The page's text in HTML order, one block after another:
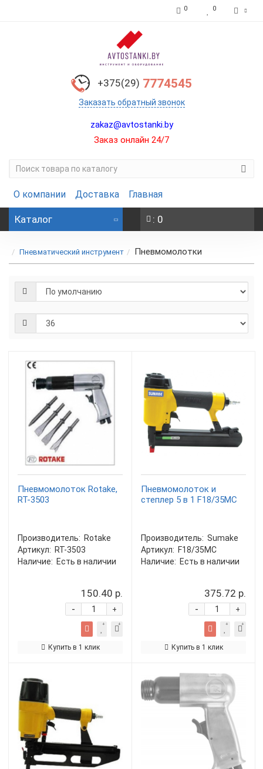
0 0
+375(29) 7774545
Заказать обратный звонок
zakaz@avtostanki.by
Заказ онлайн 24/7
О компании Доставка Главная
Каталог : 0
Пневматический инструмент Пневмомолотки
Пневмомолоток Rotake,
RT-3503
Производитель: Rotake
Артикул: RT-3503
Наличие: Есть в наличии
150.40 р.
+
-
Купить в 1 клик
Пневмомолоток и
степлер 5 в 1 F18/35MC
Производитель: Sumake
Артикул: F18/35MC
Наличие: Есть в наличии
375.72 р.
+
-
Купить в 1 клик